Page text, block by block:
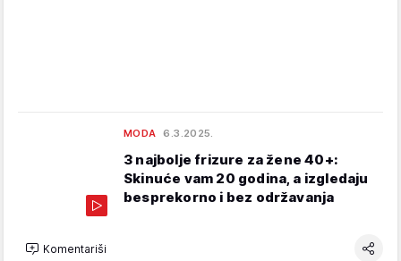
MODA 6.3.2025.
3 najbolje frizure za žene 40+:
Skinuće vam 20 godina, a izgledaju
besprekorno i bez održavanja
Komentariši